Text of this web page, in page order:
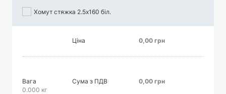
Хомут стяжка 2.5х160 біл.
Ціна 0,00 грн
Вага
0.000 кг
Сума з ПДВ 0,00 грн